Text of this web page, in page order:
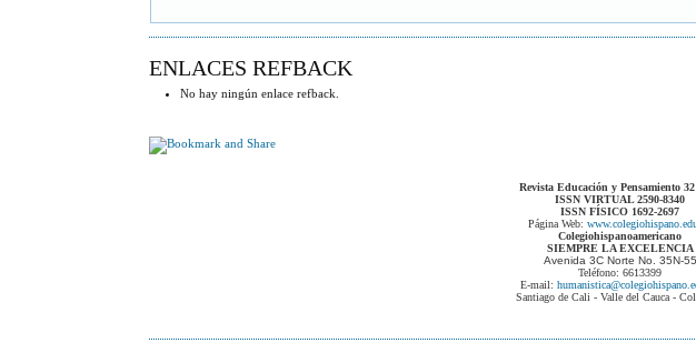
ENLACES REFBACK
No hay ningún enlace refback.
Revista Educación y Pensamiento
ISSN VIRTUAL 2590-8340
ISSN FÍSICO 1692-2697
Página Web:
Colegiohispanoamericano
SIEMPRE LA EXCELENCIA
Avenida 3C Norte No. 35N-55
Teléfono: 6613399
E-mail:
Santiago de Cali - Valle del Cauca -